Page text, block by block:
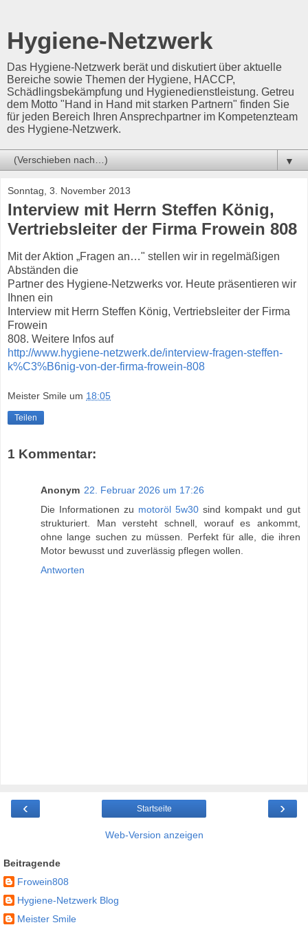
Hygiene-Netzwerk
Das Hygiene-Netzwerk berät und diskutiert über aktuelle
Bereiche sowie Themen der Hygiene, HACCP,
Schädlingsbekämpfung und Hygienedienstleistung. Getreu
dem Motto "Hand in Hand mit starken Partnern" finden Sie
für jeden Bereich Ihren Ansprechpartner im Kompetenzteam
des Hygiene-Netzwerk.
▼
Sonntag, 3. November 2013
Interview mit Herrn Steffen König,
Vertriebsleiter der Firma Frowein 808
Mit der Aktion „Fragen an…" stellen wir in regelmäßigen
Abständen die
Partner des Hygiene-Netzwerks vor. Heute präsentieren wir
Ihnen ein
Interview mit Herrn Steffen König, Vertriebsleiter der Firma
Frowein
808. Weitere Infos auf
http://www.hygiene-netzwerk.de/interview-fragen-steffen-
k%C3%B6nig-von-der-firma-frowein-808
Meister Smile um 18:05
Teilen
1 Kommentar:
Anonym 22. Februar 2026 um 17:26
Die Informationen zu motoröl 5w30 sind kompakt und gut
strukturiert. Man versteht schnell, worauf es ankommt,
ohne lange suchen zu müssen. Perfekt für alle, die ihren
Motor bewusst und zuverlässig pflegen wollen.
Antworten
‹ ›
Startseite
Web-Version anzeigen
Beitragende
Frowein808
Hygiene-Netzwerk Blog
Meister Smile